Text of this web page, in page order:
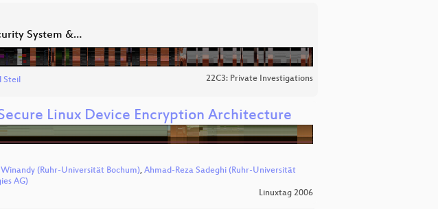
System &…
Steil 22C3: Private Investigations
Linux Device Encryption Architecture
(Ruhr-Universität Bochum), Ahmad-Reza Sadeghi (Ruhr-Universität
AG)
Linuxtag 2006